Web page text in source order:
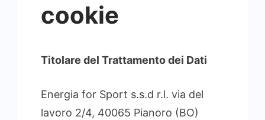
cookie
Titolare del Trattamento dei Dati
Energia for Sport s.s.d r.l. via del
lavoro 2/4, 40065 Pianoro (BO)